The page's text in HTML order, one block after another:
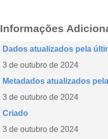
Informações
Dados atualizados pela
3 de outubro de 2024
Metadados atualizados
3 de outubro de 2024
Criado
3 de outubro de 2024